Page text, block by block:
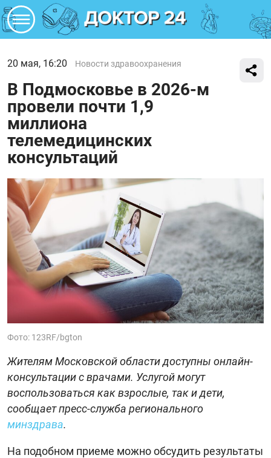
20 мая, 16:20 Новости здравоохранения
В Подмосковье в 2026-м
провели почти 1,9
миллиона
телемедицинских
консультаций
Фото: 123RF/bgton
Жителям Московской области доступны онлайн-
консультации с врачами. Услугой могут
воспользоваться как взрослые, так и дети,
сообщает пресс-служба регионального
минздрава.
На подобном приеме можно обсудить результаты